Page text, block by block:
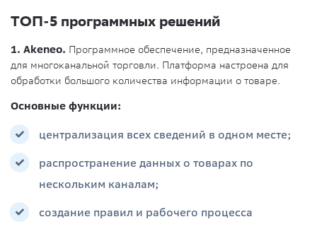
ТОП-5 программных решений
1. Akeneo. Программное обеспечение, предназначенное
для многоканальной торговли. Платформа настроена для
обработки большого количества информации о товаре.
Основные функции:
централизация всех сведений в одном месте;
распространение данных о товарах по
нескольким каналам;
создание правил и рабочего процесса